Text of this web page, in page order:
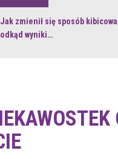
Jak zmienił się sposób
odkąd wyniki…